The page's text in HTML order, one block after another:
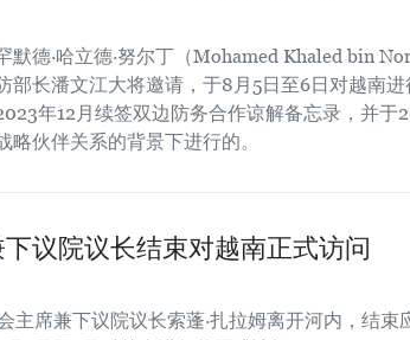
默德·哈立德·努尔丁（Mohamed Khaled bin
部长潘文江大将邀请，于8月5日至6日对越南
年12月续签双边防务合作谅解备忘录，并于
略伙伴关系的背景下进行的。
议院议长结束对越南正式访问
主席兼下议院议长索蓬·扎拉姆离开河内，结束